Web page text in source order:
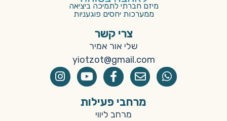
מיזם חברתי לתמיכה ביציאה
ממערכות יחסים פוגעניות
מרחבי פעילות
מרחב ליווי
צרי קשר
שלי אור אמיר
yiotzot@gmail.com